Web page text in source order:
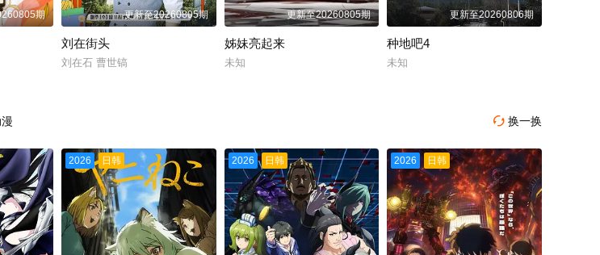
期 更新至20260805期
刘在街头
刘在石 曹世镐
更新至20260805期
姊妹亮起来
未知
更新至20260806期
种地吧4
未知
 换一换
2026 日韩 2026 日韩 2026 日韩